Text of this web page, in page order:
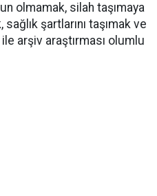
olmamak, silah taşımaya
şartlarını taşımak ve
arşiv araştırması olumlu